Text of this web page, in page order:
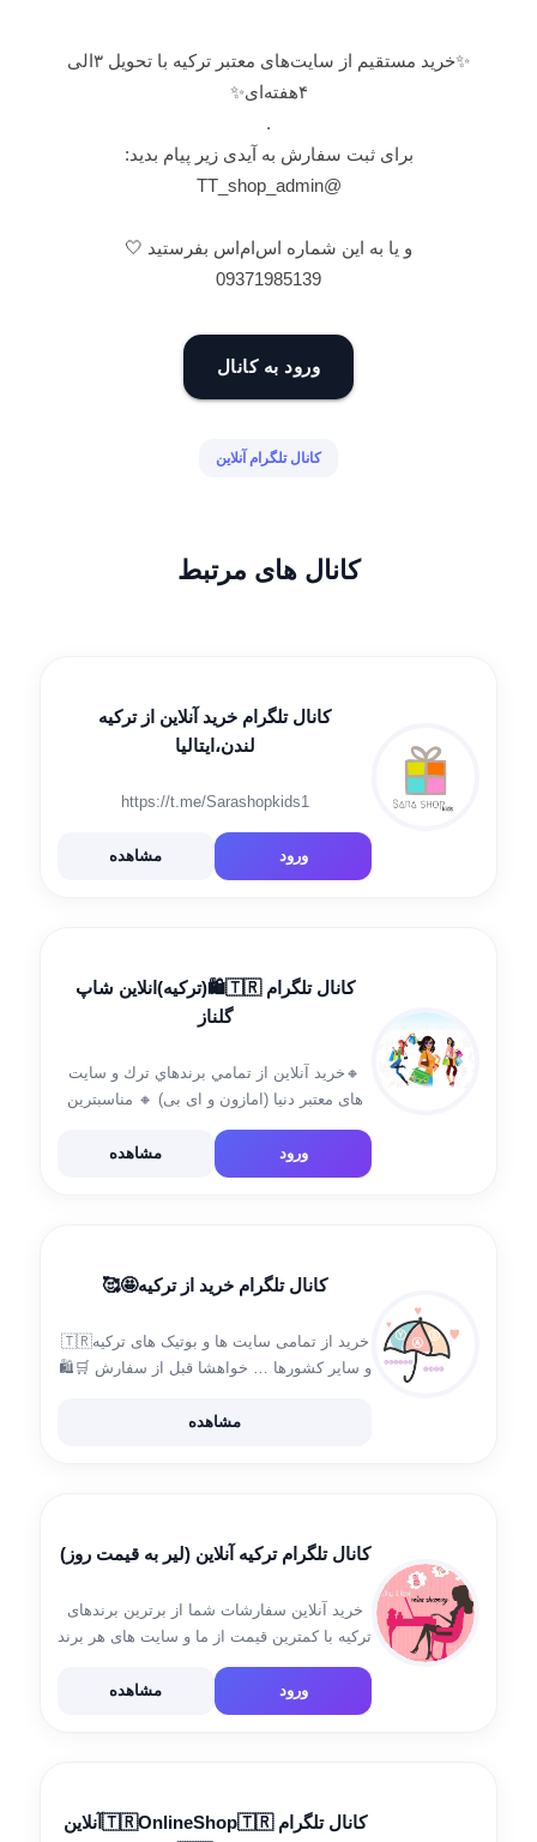
✨️خرید مستقیم از سایت‌های معتبر ترکیه با تحویل ۳الی
۴هفته‌ای✨️
.
برای ثبت سفارش به آیدی زیر پیام بدید:
@TT_shop_admin
و یا به این شماره اس‌ام‌اس بفرستید 🤍
09371985139
ورود به کانال
کانال تلگرام آنلاین
کانال های مرتبط
کانال تلگرام خرید آنلاین از ترکیه
لندن،ایتالیا
https://t.me/Sarashopkids1
ورود مشاهده
کانال تلگرام 🇹🇷🛍️(ترکیه)انلاین شاپ
گلناز
🔸خريد آنلاين از تمامي برندهاي ترك و سایت
های معتبر دنیا (امازون و ای بی) 🔸 مناسبترین
🔴 ثبت سفارش در واتسپ و تلگرام […]
ورود مشاهده
کانال تلگرام خرید از ترکیه🤩🥰
خرید از تمامی سایت ها و بوتیک های ترکیه🇹🇷
و سایر کشورها … خواهشا قبل از سفارش 🛒🛍
به آیدی های زیر پیام دهید: @yas_yac
مشاهده
کانال تلگرام ترکیه آنلاین (لیر به قیمت روز)
خرید آنلاین سفارشات شما از برترین برندهای
ترکیه با کمترین قیمت از ما و سایت های هر برند
کیفیت بودن اون مطمئن شید. ارتباط با […]
ورود مشاهده
کانال تلگرام 🇹🇷OnlineShop🇹🇷آنلاین